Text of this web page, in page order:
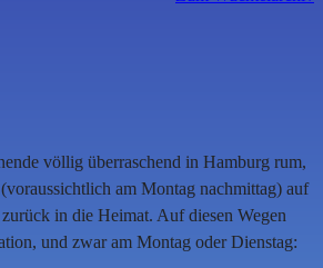
völlig überraschend in Hamburg rum,
am Montag nachmittag) auf
in die Heimat. Auf diesen Wegen
und zwar am Montag oder Dienstag: